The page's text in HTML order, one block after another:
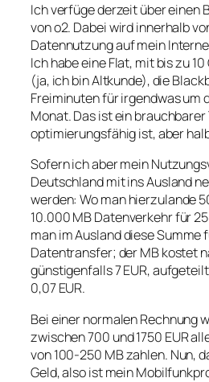
Ich verfüge derzeit über einen
von o2. Dabei wird innerhalb
Datennutzung auf mein
Ich habe eine Flat, mit bis zu
(ja, ich bin Altkunde), die
Freiminuten für irgendwas um
Monat. Das ist ein
optimierungsfähig ist, aber
Sofern ich aber mein
Deutschland mit ins Ausland
werden: Wo man hierzulande
10.000 MB Datenverkehr für
man im Ausland diese Summe
Datentransfer; der MB kostet
günstigenfalls 7 EUR,
0,07 EUR.
Bei einer normalen Rechnung
zwischen 700 und 1750 EUR
von 100-250 MB zahlen. Nun,
Geld, also ist mein